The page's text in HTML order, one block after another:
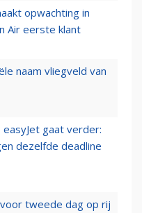
opwachting in
Air eerste klant
naam vliegveld van
gaat verder:
dezelfde deadline
tweede dag op rij